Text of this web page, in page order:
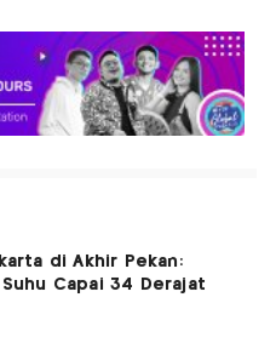
di Akhir Pekan:
Suhu Capai 34 Derajat